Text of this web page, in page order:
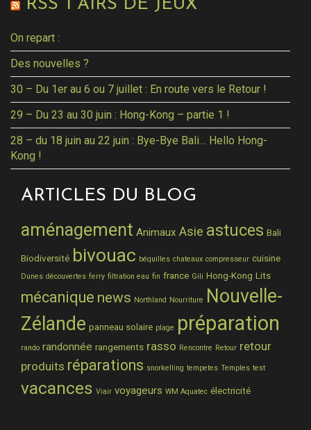
RSS T’AIRS DE JEUX
On repart :
Des nouvelles ?
30 – Du 1er au 6 ou 7 juillet : En route vers le Retour !
29 – Du 23 au 30 juin : Hong-Kong – partie 1 !
28 – du 18 juin au 22 juin : Bye-Bye Bali… Hello Hong-
Kong !
ARTICLES DU BLOG
aménagement Animaux Asie astuces Bali
Biodiversité bivouac béquilles chateaux compresseur cuisine
Dunes découvertes ferry filtration eau fin france Gili Hong-Kong Lits
mécanique news Northland Nourriture Nouvelle-
Zélande panneau solaire plage préparation
rando randonnée rangements rasso Rencontre Retour retour
produits réparations snorkelling tempetes Temples test
vacances Viair voyageurs WM Aquatec électricité